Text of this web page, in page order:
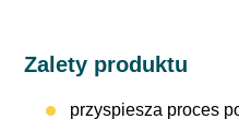
Zalety produktu
przyspiesza proces